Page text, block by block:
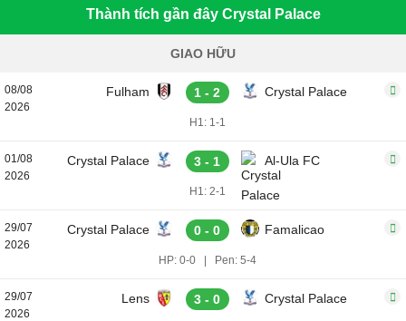
Thành tích gần đây Crystal Palace
GIAO HỮU
08/08
2026
Fulham 1 - 2 Crystal Palace
H1: 1-1
01/08
2026
Crystal Palace 3 - 1 Al-Ula FC
H1: 2-1
29/07
2026
Crystal Palace 0 - 0 Famalicao
HP: 0-0 Pen: 5-4
29/07
2026
Lens 3 - 0 Crystal Palace